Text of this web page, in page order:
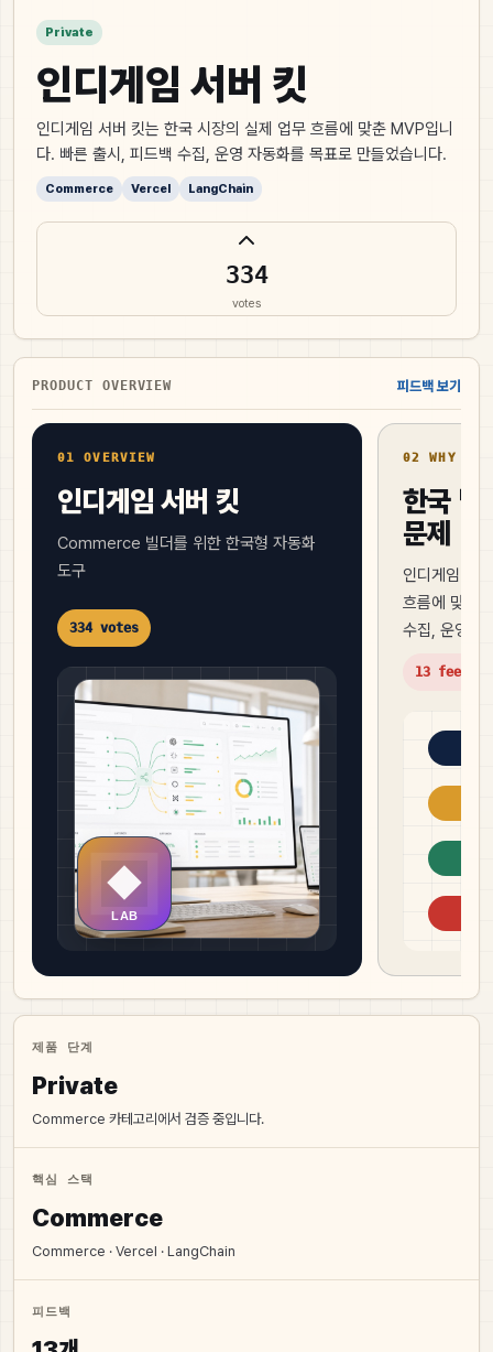
Private
인디게임 서버 킷
인디게임 서버 킷는 한국 시장의 실제 업무 흐름에 맞춘 MVP입니
다. 빠른 출시, 피드백 수집, 운영 자동화를 목표로 만들었습니다.
Commerce Vercel LangChain
334
votes
PRODUCT OVERVIEW 피드백 보기
01 OVERVIEW
인디게임 서버 킷
Commerce 빌더를 위한 한국형 자동화
도구
334 votes
02 WHY NOW
한국 빌
문제
인디게임 서
흐름에 맞춘
수집, 운영 자
13
제품 단계
Private
Commerce 카테고리에서 검증 중입니다.
핵심 스택
Commerce
Commerce · Vercel · LangChain
피드백